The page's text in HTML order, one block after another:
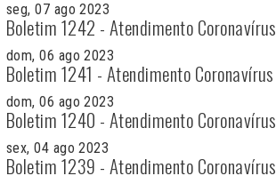
seg, 07 ago 2023
Boletim 1242 - Atendimento Coronavírus
dom, 06 ago 2023
Boletim 1241 - Atendimento Coronavírus
dom, 06 ago 2023
Boletim 1240 - Atendimento Coronavírus
sex, 04 ago 2023
Boletim 1239 - Atendimento Coronavírus